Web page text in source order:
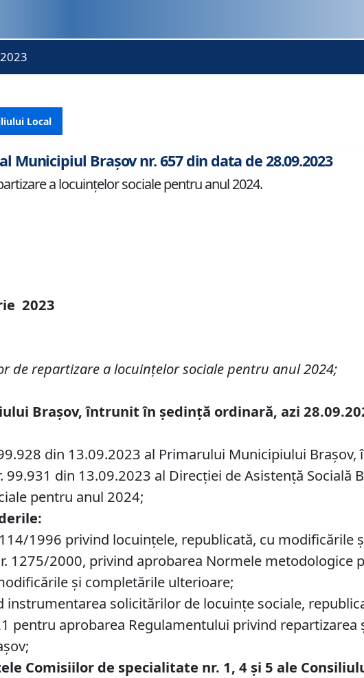
Local
Municipiul Brașov nr. 657 din data de 28.09.2023
a locuinţelor sociale pentru anul 2024.
2023
de repartizare a locuinţelor sociale pentru anul 2024;
Brașov, întrunit în ședință ordinară, azi28.09
din 13.09.2023 al Primarului Municipiului
99.931 din 13.09.2023 al Direcției de Asistență Socială
pentru anul 2024;
1996 privind locuinţele, republicată, cu modificările
1275/2000, privind aprobarea Normele metodologice
şi completările ulterioare;
instrumentarea solicitărilor de locuinţe sociale,
pentru aprobarea Regulamentului privind
Comisiilor de specialitate nr. 1, 4 și 5 ale